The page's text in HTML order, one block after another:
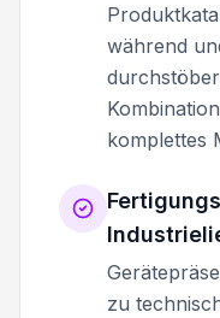
während
komplettes
zu